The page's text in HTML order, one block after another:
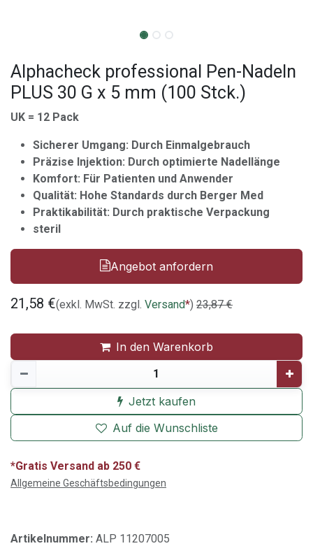
Alphacheck professional Pen-Nadeln
PLUS 30 G x 5 mm (100 Stck.)
UK = 12 Pack
Sicherer Umgang: Durch Einmalgebrauch
Präzise Injektion: Durch optimierte Nadellänge
Komfort: Für Patienten und Anwender
Qualität: Hohe Standards durch Berger Med
Praktikabilität: Durch praktische Verpackung
steril
Angebot anfordern
21,58 €(exkl. MwSt. zzgl. Versand*) 23,87€
In den Warenkorb
Jetzt kaufen
Auf die Wunschliste
*Gratis Versand ab 250 €
Allgemeine Geschäftsbedingungen
Artikelnummer: ALP 11207005